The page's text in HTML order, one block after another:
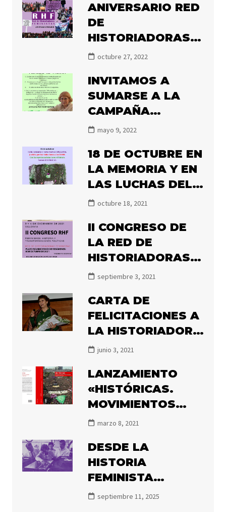
HISTORIA Y
TRANSFORMACIÓN
POLÍTICA»
ANIVERSARIO RED
DE
HISTORIADORAS
FEMINISTAS
octubre 27, 2022
INVITAMOS A
SUMARSE A LA
CAMPAÑA
#ILLANESALNACIO
mayo 9, 2022
18 DE OCTUBRE EN
LA MEMORIA Y EN
LAS LUCHAS DEL
PUEBLO.
octubre 18, 2021
II CONGRESO DE
LA RED DE
HISTORIADORAS
FEMINISTAS 2021
septiembre 3, 2021
CARTA DE
FELICITACIONES A
LA HISTORIADORA
MARÍA ANGÉLICA
PREMIO ATENEA
2020
junio 3, 2021
LANZAMIENTO
«HISTÓRICAS.
MOVIMIENTOS
FEMINISTAS Y DE
CHILE, 1850-2020»
marzo 8, 2021
DESDE LA
HISTORIA
FEMINISTA
DECIMOS NUNCA
septiembre 11, 2025